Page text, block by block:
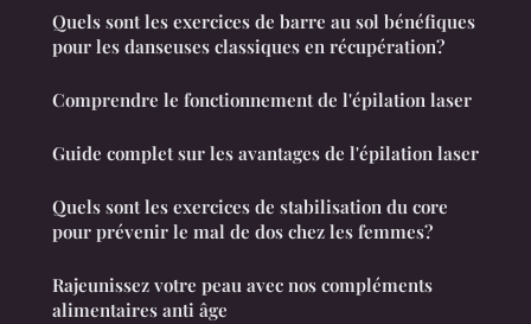
Quels sont les exercices de barre au sol bénéfiques
pour les danseuses classiques en récupération?
Comprendre le fonctionnement de l'épilation laser
Guide complet sur les avantages de l'épilation laser
Quels sont les exercices de stabilisation du core
pour prévenir le mal de dos chez les femmes?
Rajeunissez votre peau avec nos compléments
alimentaires anti âge